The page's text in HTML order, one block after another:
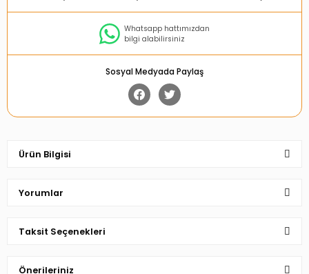
Whatsapp hattımızdan
bilgi alabilirsiniz
Sosyal Medyada Paylaş
Ürün Bilgisi
Yorumlar
Taksit Seçenekleri
Önerileriniz